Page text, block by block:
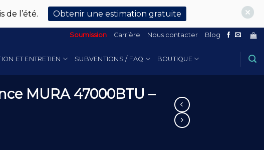
Soumission Carrière Nous contacter Blog
ET ENTRETIEN SUBVENTIONS / FAQ BOUTIQUE
MURA 47000BTU –
de l’été. Obtenir une estimation gratuite